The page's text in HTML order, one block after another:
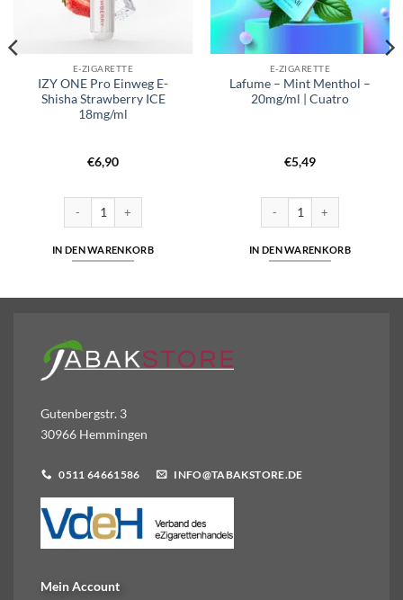
E-ZIGARETTE
IZY ONE Pro Einweg E-
Shisha Strawberry ICE
18mg/ml
€6,90
IN DEN WARENKORB
E-ZIGARETTE
Lafume – Mint Menthol –
20mg/ml | Cuatro
€5,49
IN DEN WARENKORB
Gutenbergstr. 3
30966 Hemmingen
0511 64661586 INFO@TABAKSTORE.DE
Mein Account